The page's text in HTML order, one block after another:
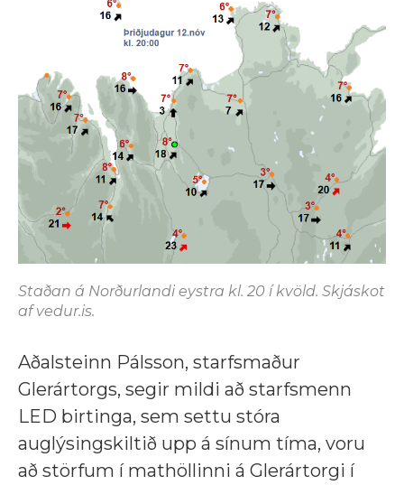
Staðan á Norðurlandi eystra kl. 20 í kvöld. Skjáskot
af vedur.is.
Aðalsteinn Pálsson, starfsmaður
Glerártorgs, segir mildi að starfsmenn
LED birtinga, sem settu stóra
auglýsingskiltið upp á sínum tíma, voru
að störfum í mathöllinni á Glerártorgi í